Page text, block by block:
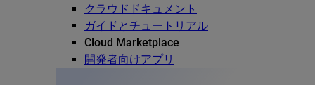
クラウドドキュメント
ガイドとチュートリアル
Cloud Marketplace
開発者向けアプリ